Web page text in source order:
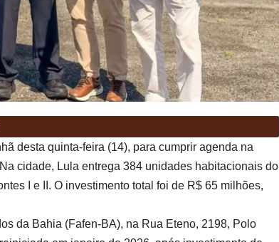
desta quinta-feira (14), para cumprir agenda na
cidade, Lula entrega 384 unidades habitacionais do
I e II. O investimento total foi de R$ 65 milhões,
da Bahia (Fafen-BA), na Rua Eteno, 2198, Polo